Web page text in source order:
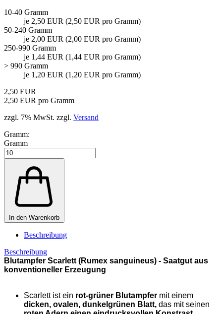
10-40 Gramm
je 2,50 EUR (2,50 EUR pro Gramm)
50-240 Gramm
je 2,00 EUR (2,00 EUR pro Gramm)
250-990 Gramm
je 1,44 EUR (1,44 EUR pro Gramm)
> 990 Gramm
je 1,20 EUR (1,20 EUR pro Gramm)
2,50 EUR
2,50 EUR pro Gramm
zzgl. 7% MwSt. zzgl. Versand
Gramm:
Gramm
In den Warenkorb
Beschreibung
Beschreibung
Blutampfer Scarlett (Rumex sanguineus) - Saatgut aus
konventioneller Erzeugung
Scarlett ist ein rot-grüner Blutampfer mit einem
dicken, ovalen, dunkelgrünen Blatt, das mit seinen